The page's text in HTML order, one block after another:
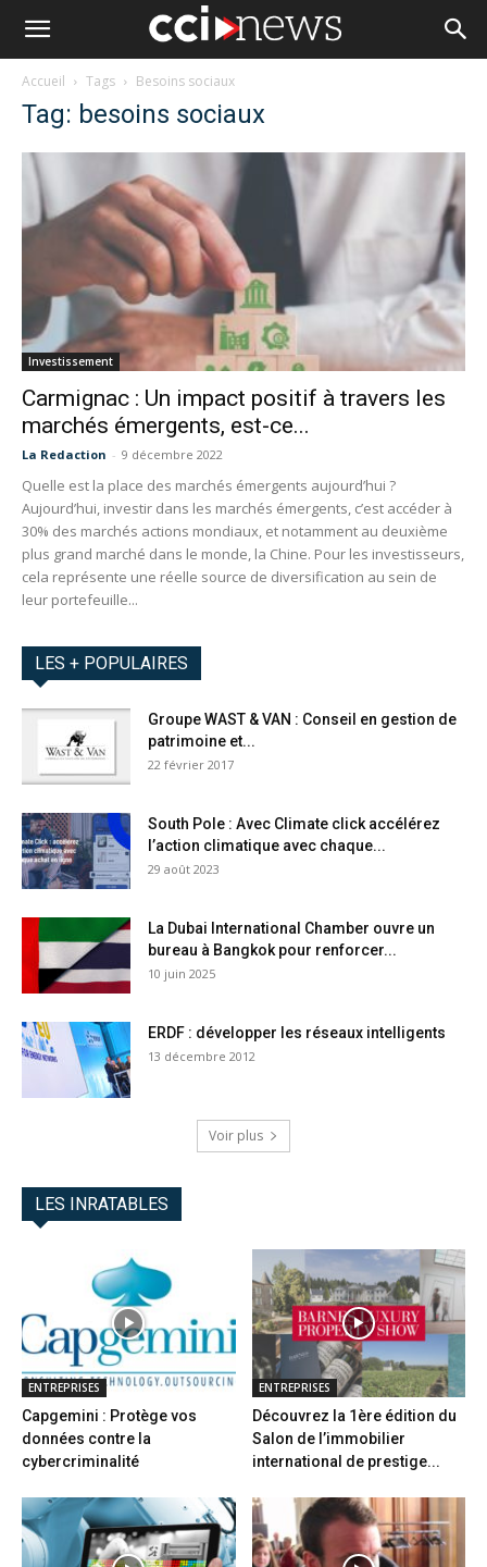
Accueil Tags Besoins sociaux
Tag: besoins sociaux
Investissement
Carmignac : Un impact positif à travers les
marchés émergents, est-ce...
La Redaction - 9 décembre 2022
Quelle est la place des marchés émergents aujourd’hui ?
Aujourd’hui, investir dans les marchés émergents, c’est accéder à
30% des marchés actions mondiaux, et notamment au deuxième
plus grand marché dans le monde, la Chine. Pour les investisseurs,
cela représente une réelle source de diversification au sein de
leur portefeuille...
LES + POPULAIRES
Groupe WAST & VAN : Conseil en gestion de
patrimoine et...
22 février 2017
South Pole : Avec Climate click accélérez
l’action climatique avec chaque...
29 août 2023
La Dubai International Chamber ouvre un
bureau à Bangkok pour renforcer...
10 juin 2025
ERDF : développer les réseaux intelligents
13 décembre 2012
Voir plus
LES INRATABLES
ENTREPRISES
Capgemini : Protège vos
données contre la
cybercriminalité
ENTREPRISES
Découvrez la 1ère édition du
Salon de l’immobilier
international de prestige...